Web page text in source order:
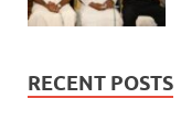
RECENT POSTS